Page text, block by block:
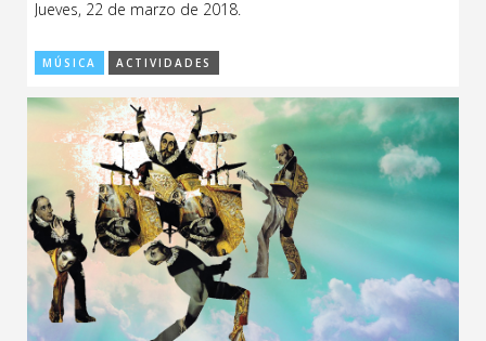
Espacio itinerante de lectura infantil
Formación
Género y Diversidad
Infantil y Juvenil
Letras
Medio Ambiente
Música
Jueves, 22 de marzo de 2018.
MÚSICA ACTIVIDADES